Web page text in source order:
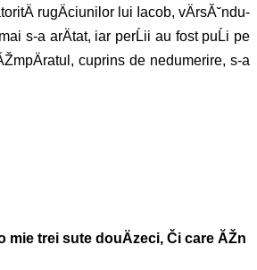
rugÄciunilor lui Iacob, vÄrsĂ˘ndu-
s-a arÄtat, iar perĹii au fost puĹi pe
cuprins de nedumerire, s-a
trei sute douÄzeci, Či care ĂŽn